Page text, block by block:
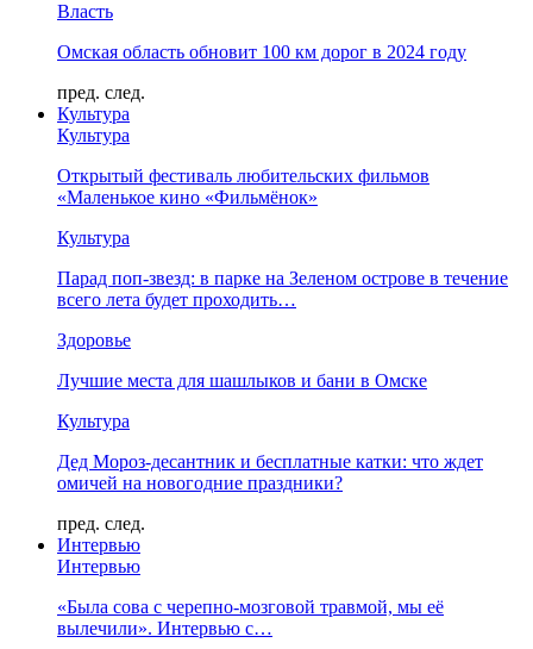
Власть
Омская область обновит 100 км дорог в 2024 году
пред. след.
Культура
Культура
Открытый фестиваль любительских фильмов
«Маленькое кино «Фильмёнок»
Культура
Парад поп-звезд: в парке на Зеленом острове в течение
всего лета будет проходить…
Здоровье
Лучшие места для шашлыков и бани в Омске
Культура
Дед Мороз-десантник и бесплатные катки: что ждет
омичей на новогодние праздники?
пред. след.
Интервью
Интервью
«Была сова с черепно-мозговой травмой, мы её
вылечили». Интервью с…